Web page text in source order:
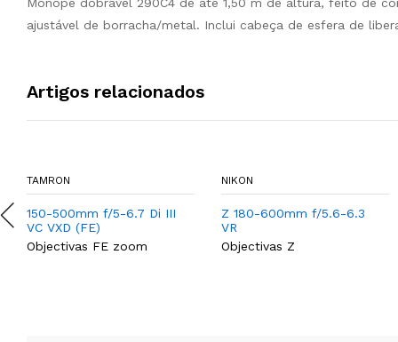
ajustável de borracha/metal. Inclui cabeça de esfera de
Artigos relacionados
TAMRON
150-500mm f/5-6.7 Di III
VC VXD (FE)
Objectivas FE zoom
NIKON
Z 180-600mm f/5.6-6.3
VR
Objectivas Z